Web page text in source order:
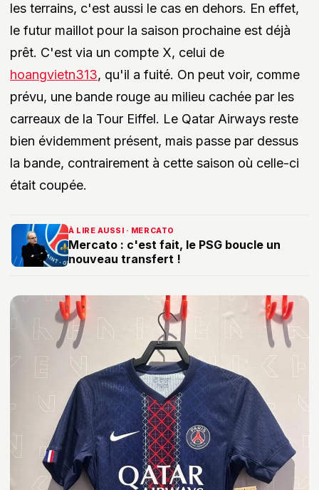
les terrains, c'est aussi le cas en dehors. En effet,
le futur maillot pour la saison prochaine est déjà
prêt. C'est via un compte X, celui de
hoangvietn313, qu'il a fuité. On peut voir, comme
prévu, une bande rouge au milieu cachée par les
carreaux de la Tour Eiffel. Le Qatar Airways reste
bien évidemment présent, mais passe par dessus
la bande, contrairement à cette saison où celle-ci
était coupée.
À LIRE AUSSI · MERCATO
Mercato : c'est fait, le PSG boucle un
nouveau transfert !